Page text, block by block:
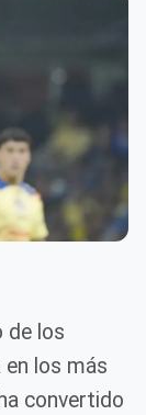
de los
los más
convertido